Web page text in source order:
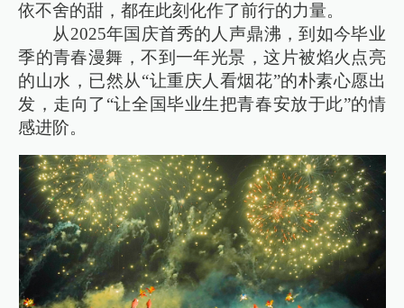
依不舍的甜，都在此刻化作了前行的力量。
从2025年国庆首秀的人声鼎沸，到如今毕业
季的青春漫舞，不到一年光景，这片被焰火点亮
的山水，已然从“让重庆人看烟花”的朴素心愿出
发，走向了“让全国毕业生把青春安放于此”的情
感进阶。